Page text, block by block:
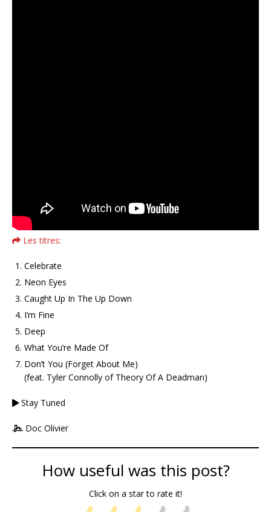
Les titres:
Celebrate
Neon Eyes
Caught Up In The Up Down
I’m Fine
Deep
What You’re Made Of
Don’t You (Forget About Me)
(feat. Tyler Connolly of Theory Of A Deadman)
Stay Tuned
Doc Olivier
How useful was this post?
Click on a star to rate it!